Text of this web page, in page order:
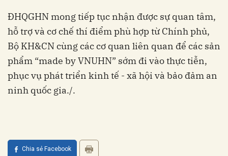
ĐHQGHN mong tiếp tục nhận được sự quan tâm,
hỗ trợ và cơ chế thí điểm phù hợp từ Chính phủ,
Bộ KH&CN cùng các cơ quan liên quan để các sản
phẩm “made by VNUHN” sớm đi vào thực tiễn,
phục vụ phát triển kinh tế - xã hội và bảo đảm an
ninh quốc gia./.
Chia sẻ Facebook